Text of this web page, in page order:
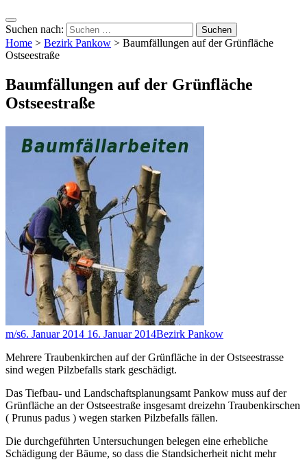
Suchen nach:
Home > Bezirk Pankow > Baumfällungen auf der Grünfläche
Ostseestraße
Baumfällungen auf der Grünfläche
Ostseestraße
m/s6. Januar 2014 16. Januar 2014Bezirk Pankow
Mehrere Traubenkirchen auf der Grünfläche in der Ostseestrasse
sind wegen Pilzbefalls stark geschädigt.
Das Tiefbau- und Landschaftsplanungsamt Pankow muss auf der
Grünfläche an der Ostseestraße insgesamt dreizehn Traubenkirschen
( Prunus padus ) wegen starken Pilzbefalls fällen.
Die durchgeführten Untersuchungen belegen eine erhebliche
Schädigung der Bäume, so dass die Standsicherheit nicht mehr